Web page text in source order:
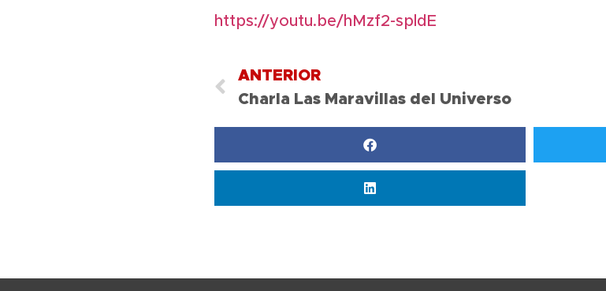
https://youtu.be/hMzf2-spldE
ANTERIOR
Charla Las Maravillas del Universo